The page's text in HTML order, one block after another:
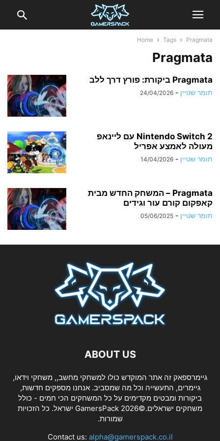
Home Tags Pragmata
Pragmata
Pragmata ביקורת: פורץ דרך ללב
תומר שטיין -
24/04/2026
Nintendo Switch 2 עם ליינאפ
מעולה לאמצע אפריל
תומר שטיין -
14/04/2026
Pragmata – המשחק החדש מבית
קאפקום קורם עור וגידים
תומר שטיין -
05/06/2025
ABOUT US
גיימרספאק זה אתר המוקדש כולו למשחקי מחשב,, משחקי וידאו,
גיימרים, התעשייה וכל מה שמסביב. אנחנו מספקים חדשות,
ביקורות ומבטים מקדימים על כל המשחקים הכי חמים - כולל
משחקים ישראלים.©2026 GamersPack ישראל. כל הזכויות
שמורות.
Contact us: alpha@gamerspack.co.il